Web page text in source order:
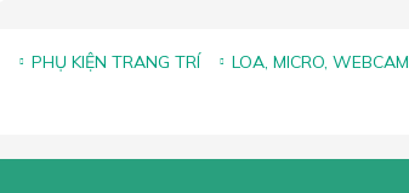
PHỤ KIỆN TRANG TRÍ LOA, MICRO, WEBCAM